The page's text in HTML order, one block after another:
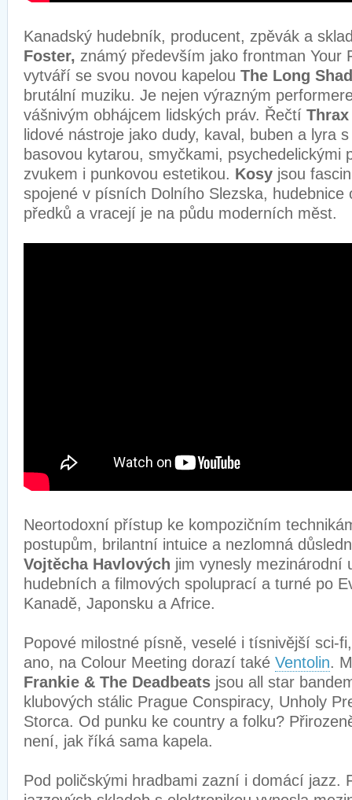
Kanadský hudebník, producent, zpěvák a
Foster, známý především jako frontman Your
vytváří se svou novou kapelou The Long
brutální muziku. Je nejen výrazným
vášnivým obhájcem lidských práv. Řečtí
lidové nástroje jako dudy, kaval, buben a lyra
basovou kytarou, smyčkami, psychedelickými
zvukem i punkovou estetikou. Kosy jsou
spojené v písních Dolního Slezska, hudebnice
předků a vracejí je na půdu moderních měst.
Neortodoxní přístup ke kompozičním
postupům, brilantní intuice a nezlomná
Vojtěcha Havlových jim vynesly mezinárodní
hudebních a filmových spoluprací a turné po
Kanadě, Japonsku a Africe.
Popové milostné písně, veselé i tísnivější sci-
ano, na Colour Meeting dorazí také Ventolin.
Frankie & The Deadbeats jsou all star
klubových stálic Prague Conspiracy, Unholy
Storca. Od punku ke country a folku?
není, jak říká sama kapela.
Pod poličskými hradbami zazní i domácí jazz.